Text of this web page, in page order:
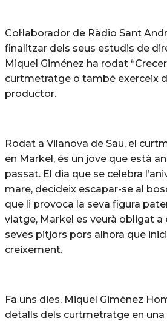
Col·laborador de Ràdio Sant
finalitzar dels seus estudis de
Miquel Giménez ha rodat
curtmetratge o també exerceix
productor.
Rodat a Vilanova de Sau, el
en Markel, és un jove que està
passat. El dia que se celebra
mare, decideix escapar-se al
que li provoca la seva figura
viatge, Markel es veurà obligat a
seves pitjors pors alhora que
creixement.
Fa uns dies, Miquel Giménez
detalls dels curtmetratge en